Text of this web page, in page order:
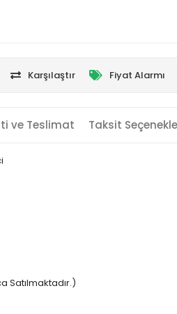
Karşılaştır Fiyat Alarmı
ve Teslimat Taksit
Satılmaktadır.)